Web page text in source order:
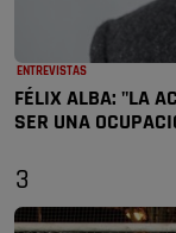
ENTREVISTAS
FÉLIX ALBA: "LA
SER UNA
3